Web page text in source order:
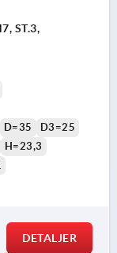
ST.3,
D=35
D3=25
H=23,3
DETALJER